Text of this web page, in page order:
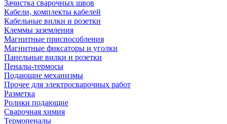
Зачистка сварочных швов
Кабели, комплекты кабелей
Кабельные вилки и розетки
Клеммы заземления
Магнитные приспособления
Магнитные фиксаторы и уголки
Панельные вилки и розетки
Пеналы-термосы
Подающие механизмы
Прочее для электросварочных работ
Разметка
Ролики подающие
Сварочная химия
Термопеналы